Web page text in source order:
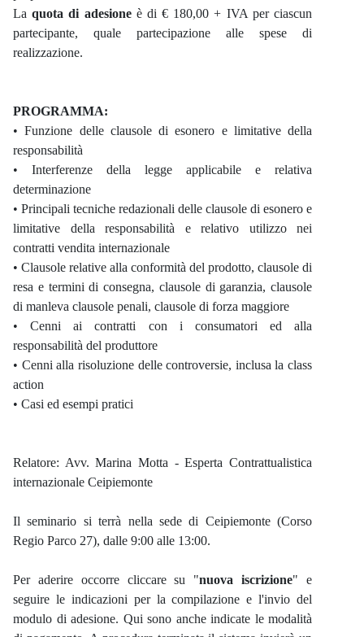
Laquota di adesioneè di € 180,00 + IVA per ciascun
partecipante, quale partecipazione alle spese di
realizzazione.
PROGRAMMA:
• Funzione delle clausole di esonero e limitative della
responsabilità
• Interferenze della legge applicabile e relativa
determinazione
• Principali tecniche redazionali delle clausole di esonero e
limitative della responsabilità e relativo utilizzo nei
contratti vendita internazionale
• Clausole relative alla conformità del prodotto, clausole di
resa e termini di consegna, clausole di garanzia, clausole
di manleva clausole penali, clausole di forza maggiore
• Cenni ai contratti con i consumatori ed alla
responsabilità del produttore
• Cenni alla risoluzione delle controversie, inclusa la class
action
• Casi ed esempi pratici
Relatore: Avv. Marina Motta - Esperta Contrattualistica
internazionale Ceipiemonte
Il seminario si terrà nella sede di Ceipiemonte (Corso
Regio Parco 27), dalle 9:00 alle 13:00.
Per aderire occorre cliccare su "nuova iscrizione" e
seguire le indicazioni per la compilazione e l'invio del
modulo di adesione. Qui sono anche indicate le modalità